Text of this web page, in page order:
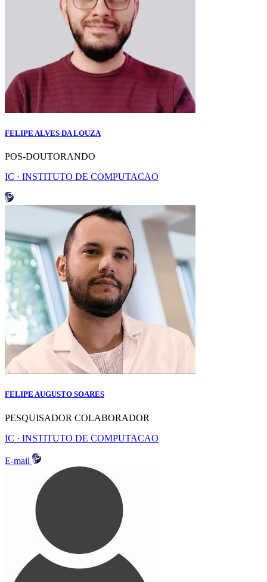
FELIPE ALVES DA LOUZA
POS-DOUTORANDO
IC · INSTITUTO DE COMPUTACAO
FELIPE AUGUSTO SOARES
PESQUISADOR COLABORADOR
IC · INSTITUTO DE COMPUTACAO
E-mail